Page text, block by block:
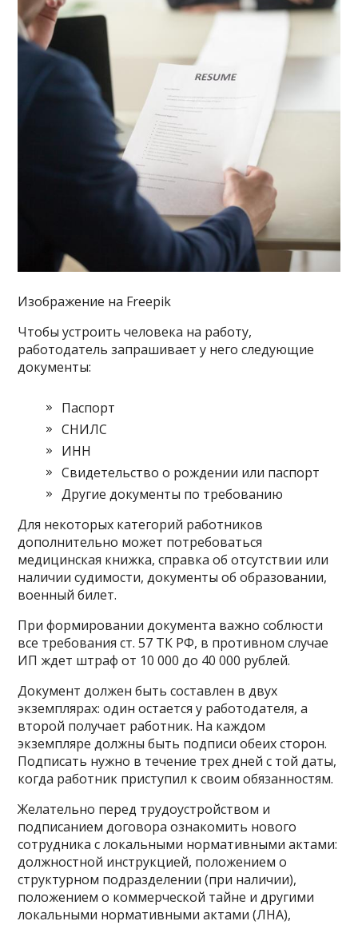
Изображение на Freepik
Чтобы устроить человека на работу,
работодатель запрашивает у него следующие
документы:
Паспорт
СНИЛС
ИНН
Свидетельство о рождении или паспорт
Другие документы по требованию
Для некоторых категорий работников
дополнительно может потребоваться
медицинская книжка, справка об отсутствии или
наличии судимости, документы об образовании,
военный билет.
При формировании документа важно соблюсти
все требования ст. 57 ТК РФ, в противном случае
ИП ждет штраф от 10 000 до 40 000 рублей.
Документ должен быть составлен в двух
экземплярах: один остается у работодателя, а
второй получает работник. На каждом
экземпляре должны быть подписи обеих сторон.
Подписать нужно в течение трех дней с той даты,
когда работник приступил к своим обязанностям.
Желательно перед трудоустройством и
подписанием договора ознакомить нового
сотрудника с локальными нормативными актами:
должностной инструкцией, положением о
структурном подразделении (при наличии),
положением о коммерческой тайне и другими
локальными нормативными актами (ЛНА),